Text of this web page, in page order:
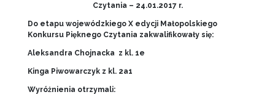
Czytania – 24.01.2017 r.
Do etapu wojewódzkiego X edycji Małopolskiego
Konkursu Pięknego Czytania zakwalifikowały się:
Aleksandra Chojnacka z kl. 1e
Kinga Piwowarczyk z kl. 2a1
Wyróżnienia otrzymali: